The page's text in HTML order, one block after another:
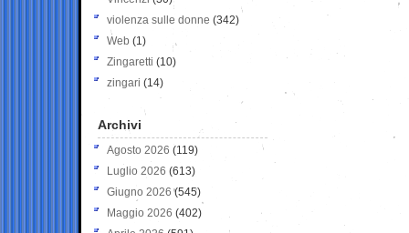
violenza sulle donne (342)
Web (1)
Zingaretti (10)
zingari (14)
Archivi
Agosto 2026 (119)
Luglio 2026 (613)
Giugno 2026 (545)
Maggio 2026 (402)